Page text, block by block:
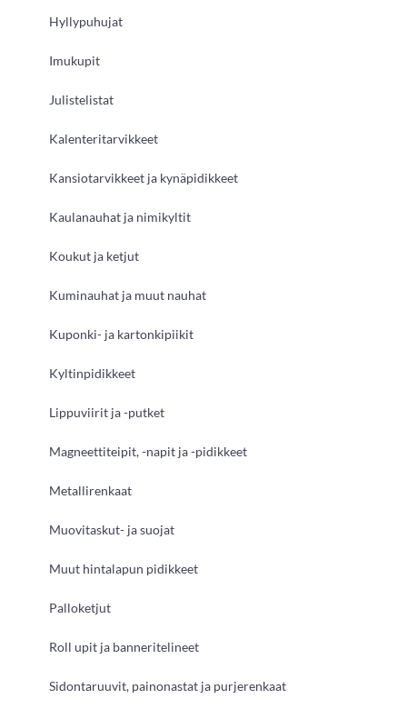
Hyllypuhujat
Imukupit
Julistelistat
Kalenteritarvikkeet
Kansiotarvikkeet ja kynäpidikkeet
Kaulanauhat ja nimikyltit
Koukut ja ketjut
Kuminauhat ja muut nauhat
Kuponki- ja kartonkipiikit
Kyltinpidikkeet
Lippuviirit ja -putket
Magneettiteipit, -napit ja -pidikkeet
Metallirenkaat
Muovitaskut- ja suojat
Muut hintalapun pidikkeet
Palloketjut
Roll upit ja banneritelineet
Sidontaruuvit, painonastat ja purjerenkaat